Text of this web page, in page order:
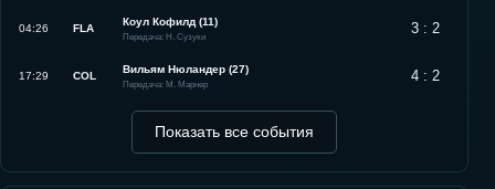
04:26 FLA
Коул Кофилд (11)
Передача: Н. Сузуки 3 : 2
17:29 COL
Вильям Нюландер (27)
Передача: М. Марнер 4 : 2
Показать все события